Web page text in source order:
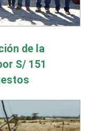
de la
S/ 151